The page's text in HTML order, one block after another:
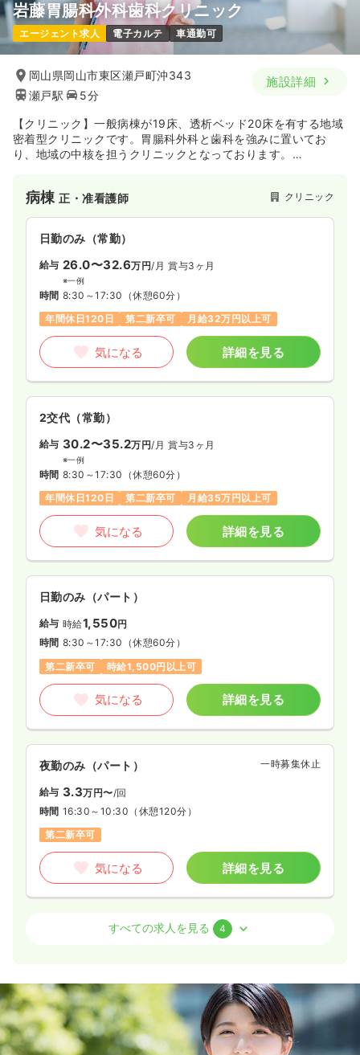
気になる 詳細を見る
2交代（常勤） 一時募集休止
※経験5年の例
時間 9:00～18:00（休憩60分）
気になる 詳細を見る
日勤のみ（パート）
時間 9:00～18:00（休憩60分）
ブランク可
第二新卒可 時給1,500円以上可
気になる 詳細を見る
オペ室(手術室)
日勤のみ（常勤）
給与 22.0〜26.0万円/月 賞与2回
※一例
時間
9:00～18:00
4週8休以上
第二新卒可 月給26万円以上可
気になる
その他正・准看護師
日勤のみ（常勤） 一時募集休止
給与 22.0〜26.0万円/月 賞与2回
※一例
時間 9:00～18:00
日祝休み
4週8休以上 月給26万円以上可
気になる
日勤のみ（パート） 一時募集休止
第二新卒可
岩藤胃腸科外科歯科クリニック
エージェント求人 電子カルテ 車通勤可
岡山県岡山市東区瀬戸町沖343
瀬戸駅
5分
施設詳細
【クリニック】一般病棟が19床、透析ベッド20床を有する地域
密着型クリニックです。胃腸科外科と歯科を強みに置いてお
り、地域の中核を担うクリニックとなっております。
１つで、母体がしっかりしています。
病棟正・准看護師 クリニック
日勤のみ（常勤）
給与 26.0〜32.6万円/月 賞与3ヶ月
※一例
時間 8:30～17:30 （休憩60分）
年間休日120日
第二新卒可 月給32万円以上可
気になる 詳細を見る
2交代（常勤）
給与 30.2〜35.2万円/月 賞与3ヶ月
※一例
時間 8:30～17:30 （休憩60分）
年間休日120日
第二新卒可 月給35万円以上可
気になる 詳細を見る
日勤のみ（パート）
給与 時給1,550円
時間 8:30～17:30 （休憩60分）
第二新卒可
時給1,500円以上可
気になる 詳細を見る
夜勤のみ（パート） 一時募集休止
給与 3.3万円〜/回
時間 16:30～10:30 （休憩120分）
第二新卒可
気になる 詳細を見る
給与 22.8〜28.3 万円 賞与3ヶ月
※一例
時間 9:00～18:00 （休憩60分）
日祝休み
年間休日120日 月給28万円以上可
すべての求人を見る 4